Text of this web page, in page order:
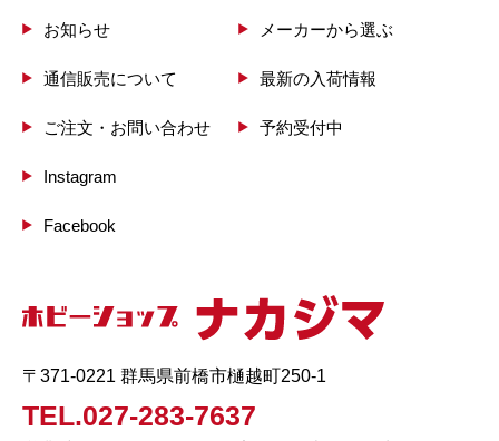
お知らせ
通信販売について
ご注文・お問い合わせ
Instagram
Facebook
メーカーから選ぶ
最新の入荷情報
予約受付中
〒371-0221 群馬県前橋市樋越町250-1
TEL.027-283-7637